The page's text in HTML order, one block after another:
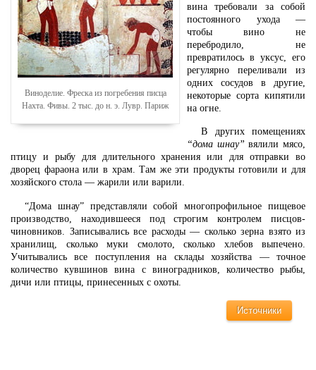
Виноделие. Фреска из погребения писца
Нахта. Фивы. 2 тыс. до н. э. Лувр. Париж
вина требовали за собой
постоянного ухода —
чтобы вино не
перебродило, не
превратилось в уксус, его
регулярно переливали из
одних сосудов в другие,
некоторые сорта кипятили
на огне.
В других помещениях
“дома шнау” вялили мясо,
птицу и рыбу для длительного хранения или для отправки во
дворец фараона или в храм. Там же эти продукты готовили и для
хозяйского стола — жарили или варили.
“Дома шнау” представляли собой многопрофильное пищевое
производство, находившееся под строгим контролем писцов-
чиновников. Записывались все расходы — сколько зерна взято из
хранилищ, сколько муки смолото, сколько хлебов выпечено.
Учитывались все поступления на склады хозяйства — точное
количество кувшинов вина с виноградников, количество рыбы,
дичи или птицы, принесенных с охоты.
Источники